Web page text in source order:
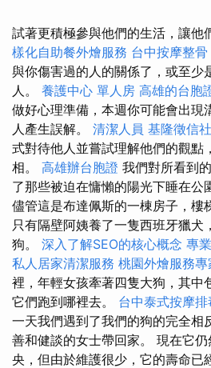
試著更積極參與他們的生活，讓他
樣化自助餐外燴服務 台中按摩整骨
與你傷害過的人的關係了，或至少
人。 養護中心 單人房 高雄的台胞
做好心理準備，本週你可能會出現
人產生誤解。 清潔人員 基隆徵信
式對待他人並嘗試理解他們的觀點
相。 高雄辦台胞證 我們對所看到
了那些被迫在慵懶的陽光下睡在公
儘管這是布達佩斯的一棟房子，樓
只有隔壁阿姨養了一隻西班牙獵犬
狗。 深入了解SEO的核心概念 專
私人居家清潔服務 桃園外燴服務專
裡，年輕女孩牽著四隻大狗，其中
它們跑到哪裡去。 台中泰式按摩排
一天我們遇到了我們的狗的完全相
善和健談的女士帶回家。 現在它
央，但由於維護很少，它的壽命已